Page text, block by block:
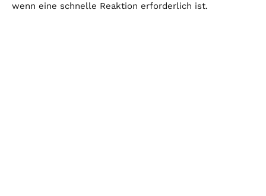
wenn eine schnelle Reaktion erforderlich ist.